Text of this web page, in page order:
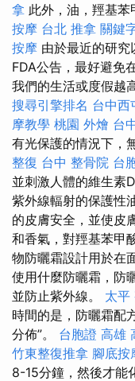
拿 此外，油，羥基苯
按摩 台北 推拿 關鍵
按摩 由於最近的研
FDA公告，最好避免
我們的生活或度假越
搜尋引擎排名 台中西
摩教學 桃園 外燴 台
有光保護的情況下，
整復 台中 整骨院 台
並刺激人體的維生素
紫外線輻射的保護性
的皮膚安全，並使皮
和香氣，對羥基苯甲
物防曬霜設計用於在
使用什麼防曬霜，防
並防止紫外線。 太平
時間的是，防曬霜配
分佈”。 台胞證 高雄
竹東整復推拿 腳底按
8-15分鐘，然後才能